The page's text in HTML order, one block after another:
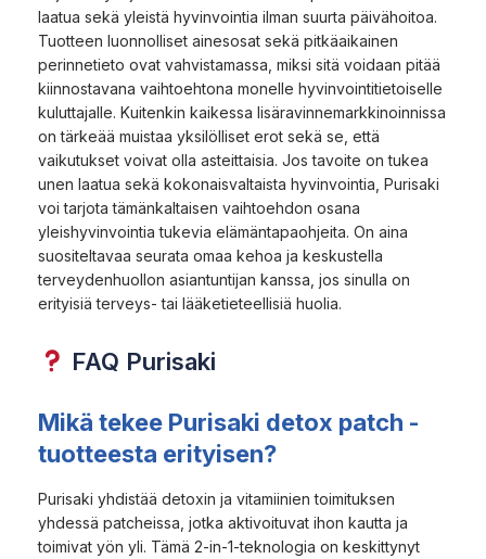
laatua sekä yleistä hyvinvointia ilman suurta päivähoitoa.
Tuotteen luonnolliset ainesosat sekä pitkäaikainen
perinnetieto ovat vahvistamassa, miksi sitä voidaan pitää
kiinnostavana vaihtoehtona monelle hyvinvointitietoiselle
kuluttajalle. Kuitenkin kaikessa lisäravinnemarkkinoinnissa
on tärkeää muistaa yksilölliset erot sekä se, että
vaikutukset voivat olla asteittaisia. Jos tavoite on tukea
unen laatua sekä kokonaisvaltaista hyvinvointia, Purisaki
voi tarjota tämänkaltaisen vaihtoehdon osana
yleishyvinvointia tukevia elämäntapaohjeita. On aina
suositeltavaa seurata omaa kehoa ja keskustella
terveydenhuollon asiantuntijan kanssa, jos sinulla on
erityisiä terveys- tai lääketieteellisiä huolia.
FAQ Purisaki
Mikä tekee Purisaki detox patch -
tuotteesta erityisen?
Purisaki yhdistää detoxin ja vitamiinien toimituksen
yhdessä patcheissa, jotka aktivoituvat ihon kautta ja
toimivat yön yli. Tämä 2-in-1-teknologia on keskittynyt